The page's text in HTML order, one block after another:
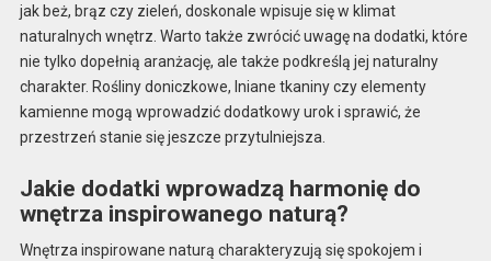
jak beż, brąz czy zieleń, doskonale wpisuje się w klimat
naturalnych wnętrz. Warto także zwrócić uwagę na dodatki, które
nie tylko dopełnią aranżację, ale także podkreślą jej naturalny
charakter. Rośliny doniczkowe, lniane tkaniny czy elementy
kamienne mogą wprowadzić dodatkowy urok i sprawić, że
przestrzeń stanie się jeszcze przytulniejsza.
Jakie dodatki wprowadzą harmonię do
wnętrza inspirowanego naturą?
Wnętrza inspirowane naturą charakteryzują się spokojem i